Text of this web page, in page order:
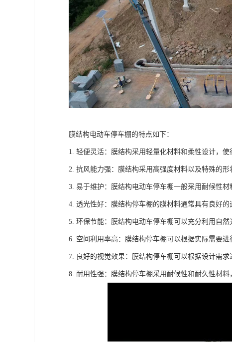
膜结构电动车停车棚的特点如下：
1. 轻便灵活：膜结构采用轻量化材料和柔性设计，
2. 抗风能力强：膜结构采用高强度材料以及特殊的
3. 易于维护：膜结构电动车停车棚一般采用耐候性
4. 透光性好：膜结构停车棚的膜材料通常具有良好
5. 环保节能：膜结构电动车停车棚可以充分利用自
6. 空间利用率高：膜结构停车棚可以根据实际需要
7. 良好的视觉效果：膜结构停车棚可以根据设计需
8. 耐用性强：膜结构停车棚采用耐候性和耐久性材